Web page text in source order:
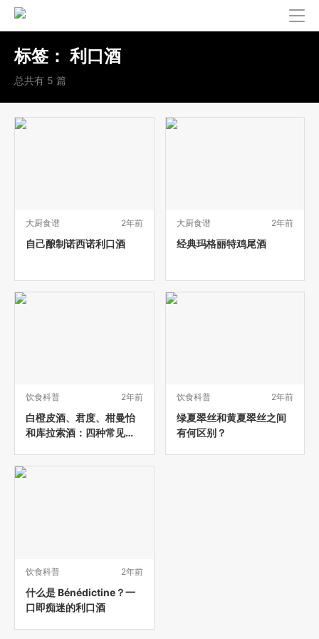
标签：利口酒
总共有 5 篇
大厨食谱 2年前
自己酿制诺西诺利口酒
大厨食谱 2年前
经典玛格丽特鸡尾酒
饮食科普 2年前
白橙皮酒、君度、柑曼怡
和库拉索酒：四种常见柑
饮食科普 2年前
绿夏翠丝和黄夏翠丝之间
有何区别？
饮食科普 2年前
什么是 Bénédictine？一
口即痴迷的利口酒